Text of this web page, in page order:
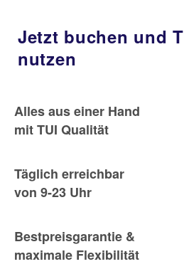
Jetzt buchen und
nutzen
Alles aus einer Hand
mit TUI Qualität
Täglich erreichbar
von 9-23 Uhr
Bestpreisgarantie &
maximale Flexibilität